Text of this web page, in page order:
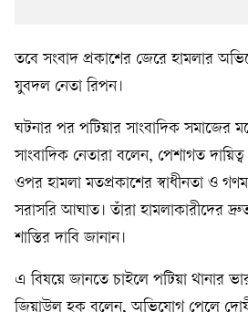
তবে সংবাদ প্রকাশের জেরে হামলার
যুবদল নেতা রিপন।
ঘটনার পর পটিয়ার সাংবাদিক সমাজের
সাংবাদিক নেতারা বলেন, পেশাগত
ওপর হামলা মতপ্রকাশের স্বাধীনতা ও
সরাসরি আঘাত। তাঁরা হামলাকারীদের
শাস্তির দাবি জানান।
এ বিষয়ে জানতে চাইলে পটিয়া থানার
জিয়াউল হক বলেন, অভিযোগ পেলে দোষী